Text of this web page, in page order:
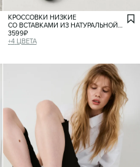
КРОССОВКИ НИЗКИЕ
СО ВСТАВКАМИ ИЗ НАТУРАЛЬНОЙ
ЗАМШИ
3599₽
+4 ЦВЕТА